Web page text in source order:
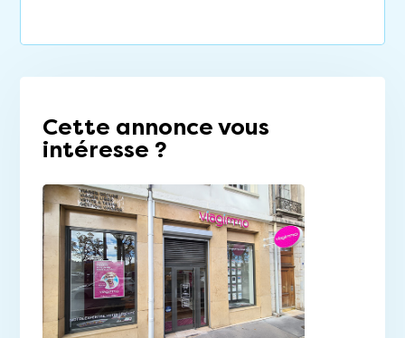
Cette annonce vous
intéresse ?